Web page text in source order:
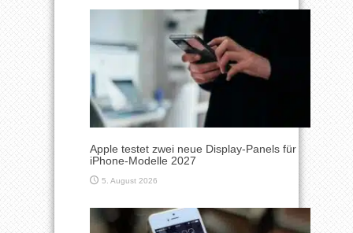
Apple testet zwei neue Display-Panels für
iPhone-Modelle 2027
5. August 2026